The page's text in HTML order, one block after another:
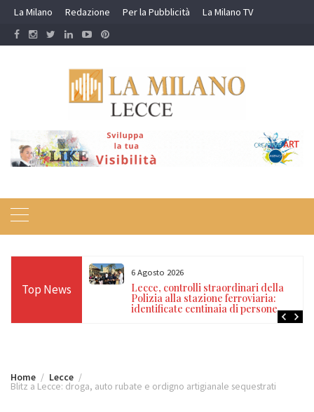
Skip
content
La Milano Redazione Per la Pubblicità La Milano TV
Top News
quattro
soggetti
6 Agosto 2026
Lecce, controlli straordinari della
Polizia alla stazione ferroviaria:
identificate centinaia di persone
Home Lecce
Blitz a Lecce: droga, auto rubate e ordigno artigianale sequestrati